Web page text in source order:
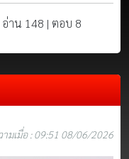
อ่าน 148 | ตอบ 8
ามเมื่อ : 09:51 08/06/2026